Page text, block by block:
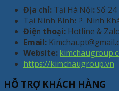
Địa chỉ: Tại Hà Nội: Số
Tại Ninh Bình: P. Ninh
Điện thoại: Hotline &
Email:
Website:
https://kimchaugroup.vn
HỖ TRỢ KHÁCH HÀNG